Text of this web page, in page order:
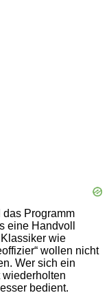
das Programm
eine Handvoll
wie
wollen nicht
Wer sich ein
wiederholten
bedient.